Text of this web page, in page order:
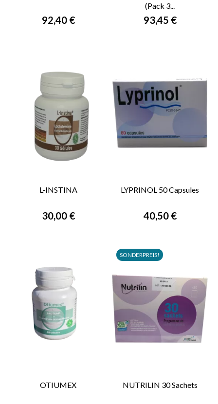
92,40 €
(Pack 3...
93,45 €
L-INSTINA
30,00 €
LYPRINOL 50 Capsules
40,50 €
OTIUMEX NUTRILIN 30 Sachets
SONDERPREIS!